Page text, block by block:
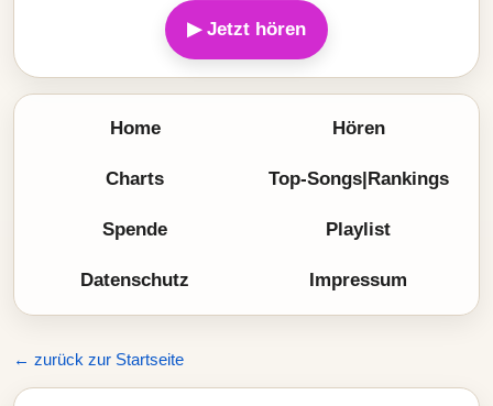
▶ Jetzt hören
Home Hören
Charts Top-Songs|Rankings
Spende Playlist
Datenschutz Impressum
← zurück zur Startseite